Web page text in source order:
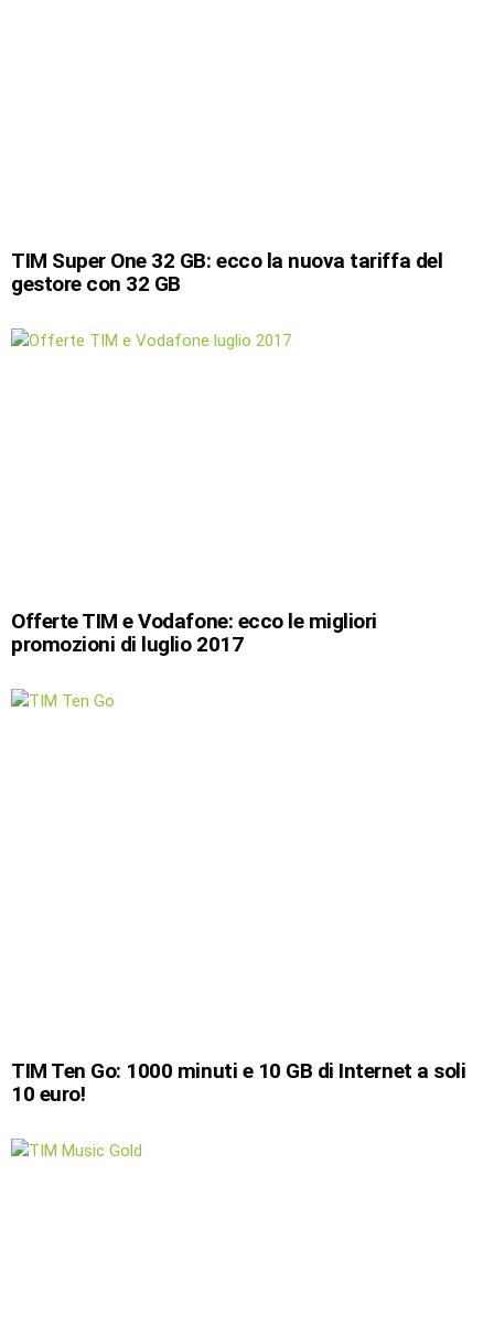
TIM Super One 32 GB: ecco la nuova tariffa del
gestore con 32 GB
Offerte TIM e Vodafone: ecco le migliori
promozioni di luglio 2017
TIM Ten Go: 1000 minuti e 10 GB di Internet a soli
10 euro!